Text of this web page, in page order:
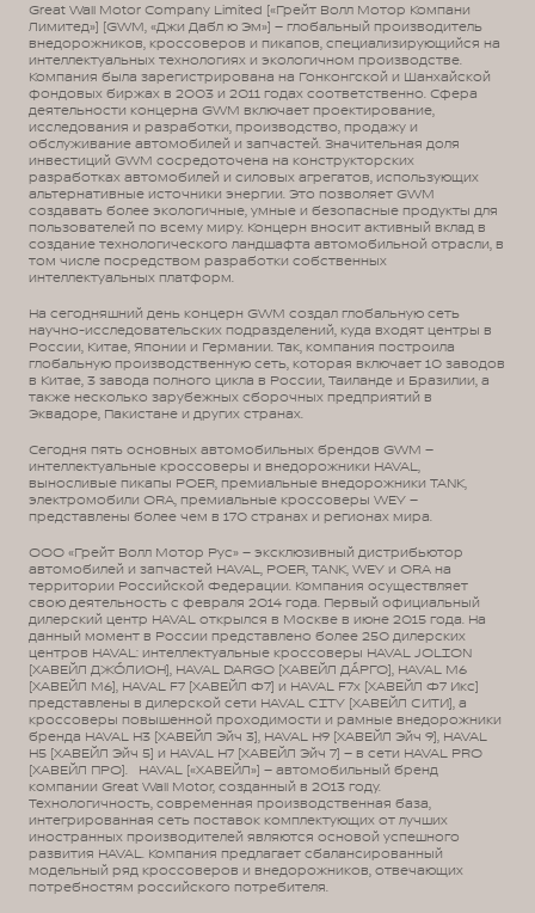
Great Wall Motor Company Limited («Грейт Волл Мотор Компани
Лимитед») (GWM, «Джи Дабл ю Эм») – глобальный производитель
внедорожников, кроссоверов и пикапов, специализирующийся на
интеллектуальных технологиях и экологичном производстве.
Компания была зарегистрирована на Гонконгской и Шанхайской
фондовых биржах в 2003 и 2011 годах соответственно. Сфера
деятельности концерна GWM включает проектирование,
исследования и разработки, производство, продажу и
обслуживание автомобилей и запчастей. Значительная доля
инвестиций GWM сосредоточена на конструкторских
разработках автомобилей и силовых агрегатов, использующих
альтернативные источники энергии. Это позволяет GWM
создавать более экологичные, умные и безопасные продукты для
пользователей по всему миру. Концерн вносит активный вклад в
создание технологического ландшафта автомобильной отрасли, в
том числе посредством разработки собственных
интеллектуальных платформ.
На сегодняшний день концерн GWM создал глобальную сеть
научно-исследовательских подразделений, куда входят центры в
России, Китае, Японии и Германии. Так, компания построила
глобальную производственную сеть, которая включает 10 заводов
в Китае, 3 завода полного цикла в России, Таиланде и Бразилии, а
также несколько зарубежных сборочных предприятий в
Эквадоре, Пакистане и других странах.
Сегодня пять основных автомобильных брендов GWM –
интеллектуальные кроссоверы и внедорожники HAVAL,
выносливые пикапы POER, премиальные внедорожники TANK,
электромобили ORA, премиальные кроссоверы WEY –
представлены более чем в 170 странах и регионах мира.
ООО «Грейт Волл Мотор Рус» – эксклюзивный дистрибьютор
автомобилей и запчастей HAVAL, POER, TANK, WEY и ORA на
территории Российской Федерации. Компания осуществляет
свою деятельность с февраля 2014 года. Первый официальный
дилерский центр HAVAL открылся в Москве в июне 2015 года. На
данный момент в России представлено более 250 дилерских
центров HAVAL: интеллектуальные кроссоверы HAVAL JOLION
(ХАВЕЙЛ ДЖО́ЛИОН), HAVAL DARGO (ХАВЕЙЛ ДА́РГО), HAVAL М6
(ХАВЕЙЛ M6), HAVAL F7 (ХАВЕЙЛ Ф7) и HAVAL F7x (ХАВЕЙЛ Ф7 Икс)
представлены в дилерской сети HAVAL CITY (ХАВЕЙЛ СИТИ), а
кроссоверы повышенной проходимости и рамные внедорожники
бренда HAVAL H3 (ХАВЕЙЛ Эйч 3), HAVAL H9 (ХАВЕЙЛ Эйч 9), HAVAL
H5 (ХАВЕЙЛ Эйч 5) и HAVAL H7 (ХАВЕЙЛ Эйч 7) – в сети HAVAL PRO
(ХАВЕЙЛ ПРО). HAVAL («ХАВЕЙЛ») – автомобильный бренд
компании Great Wall Motor, созданный в 2013 году.
Технологичность, современная производственная база,
интегрированная сеть поставок комплектующих от лучших
иностранных производителей являются основой успешного
развития HAVAL. Компания предлагает сбалансированный
модельный ряд кроссоверов и внедорожников, отвечающих
потребностям российского потребителя.